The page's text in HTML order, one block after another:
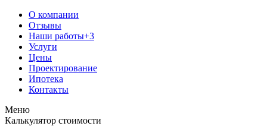
О компании
Отзывы
Наши работы+3
Услуги
Цены
Проектирование
Ипотека
Контакты
Меню
Калькулятор стоимости